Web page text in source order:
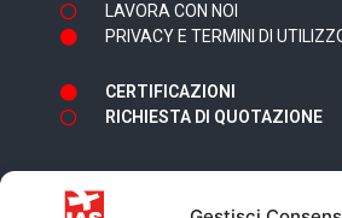
LAVORA CON NOI
PRIVACY E TERMINI DI
CERTIFICAZIONI
RICHIESTA DI QUOTAZIONE